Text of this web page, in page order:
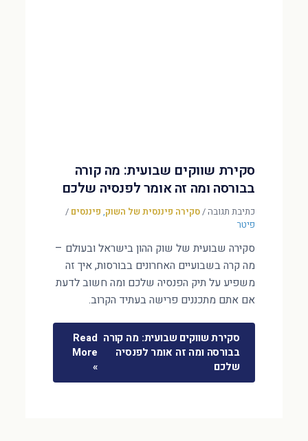
סקירת שווקים שבועית: מה קורה
בבורסה ומה זה אומר לפנסיה שלכם
כתיבת תגובה/סקירה פיננסית של השוק, פיננסים /
פיטר
סקירה שבועית של שוק ההון בישראל ובעולם –
מה קרה בשבועיים האחרונים בבורסות, איך זה
משפיע על תיק הפנסיה שלכם ומה חשוב לדעת
אם אתם מתכננים פרישה בעתיד הקרוב.
סקירת שווקים שבועית: מה קורה
בבורסה ומה זה אומר לפנסיה
שלכם
Read
More
»